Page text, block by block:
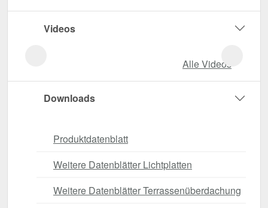
Videos
Alle Videos
Downloads
Produktdatenblatt
Weitere Datenblätter Lichtplatten
Weitere Datenblätter Terrassenüberdachung